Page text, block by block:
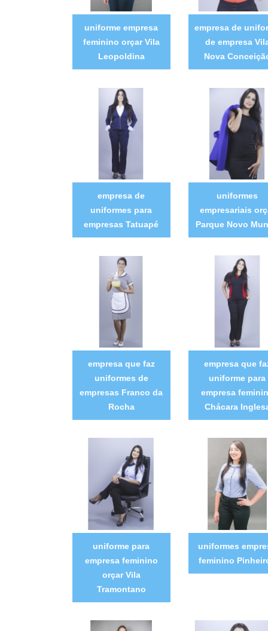
uniforme empresa
feminino orçar Vila
Leopoldina
empresa de
de empresa
Nova
empresa de
uniformes para
empresas Tatuapé
uniformes
empresariais
Parque Novo
empresa que faz
uniformes de
empresas Franco da
Rocha
empresa que
uniforme para
empresa
Chácara
uniforme para
empresa feminino
orçar Vila
Tramontano
uniformes
feminino